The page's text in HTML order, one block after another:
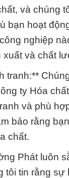
và chúng
bạn hoạt
nghiệp
và chất
tranh:**
ty Hóa
và phù
bảo rằng
chất.
Phát luôn
tôi tin rằng